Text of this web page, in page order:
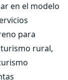
en el modelo
para
rural,